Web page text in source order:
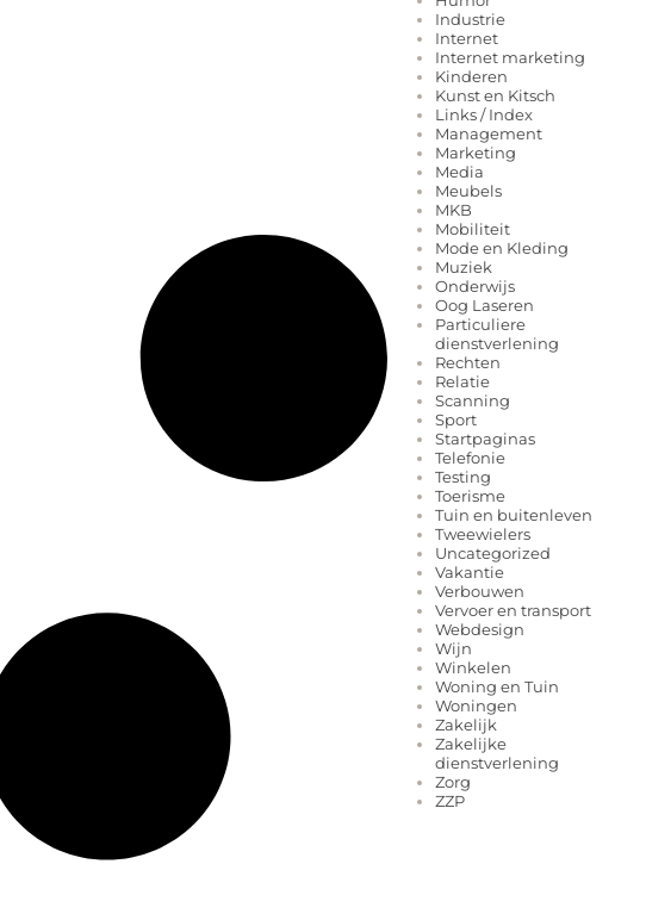
Industrie
Internet
Internet marketing
Kinderen
Kunst en Kitsch
Links / Index
Management
Marketing
Media
Meubels
MKB
Mobiliteit
Mode en Kleding
Muziek
Onderwijs
Oog Laseren
Particuliere
dienstverlening
Rechten
Relatie
Scanning
Sport
Startpaginas
Telefonie
Testing
Toerisme
Tuin en buitenleven
Tweewielers
Uncategorized
Vakantie
Verbouwen
Vervoer en transport
Webdesign
Wijn
Winkelen
Woning en Tuin
Woningen
Zakelijk
Zakelijke
dienstverlening
Zorg
ZZP